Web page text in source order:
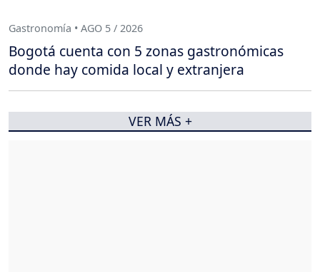
Gastronomía • AGO 5 / 2026
Bogotá cuenta con 5 zonas gastronómicas
donde hay comida local y extranjera
VER MÁS +